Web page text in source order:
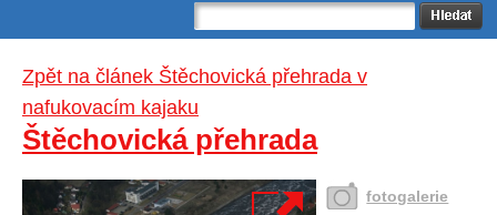
Zpět na článek Štěchovická přehrada v
nafukovacím kajaku
Štěchovická přehrada
fotogalerie